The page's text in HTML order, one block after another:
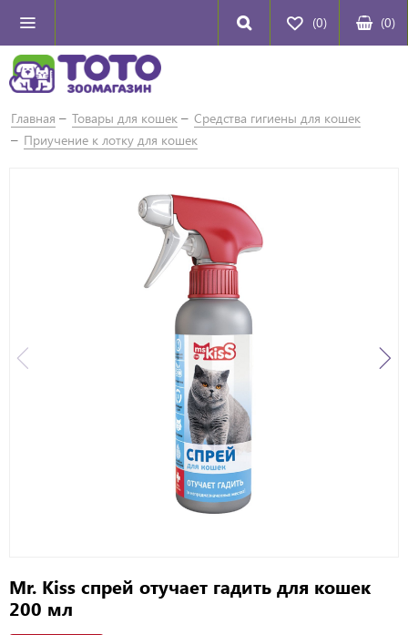
(0) (0)
Главная Товары для кошек
Средства гигиены для кошек
Приучение к лотку для кошек
Mr. Kiss спрей отучает гадить для кошек
200 мл